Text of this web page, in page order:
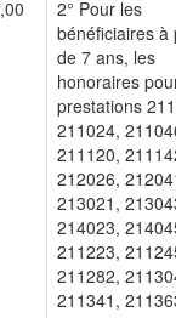
2° Pour les
bénéficiaires à
de 7 ans, les
honoraires
prestations
211024,
211120,
212026,
213021,
214023,
211223,
211282,
211341,